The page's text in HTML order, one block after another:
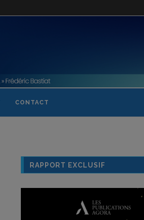
CONTACT
RAPPORT EXCLUSIF